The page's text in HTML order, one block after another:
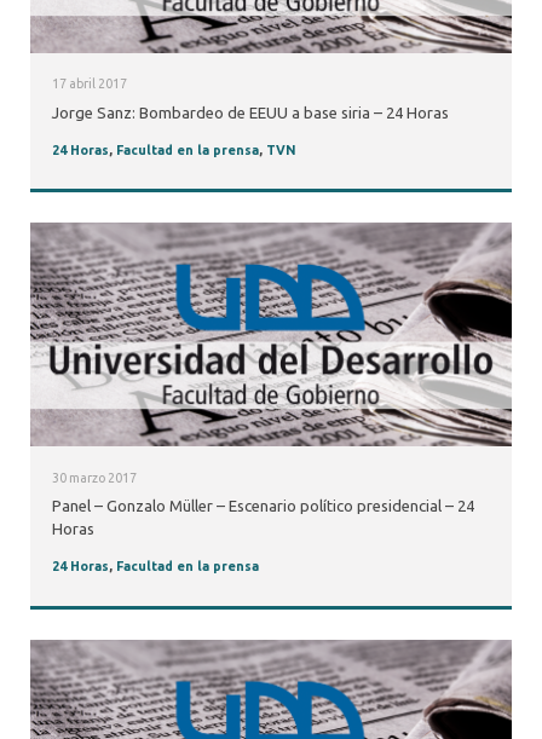
17 abril 2017
Jorge Sanz: Bombardeo de EEUU a base siria – 24 Horas
24 Horas, Facultad en la prensa, TVN
30 marzo 2017
Panel – Gonzalo Müller – Escenario político presidencial – 24
Horas
24 Horas, Facultad en la prensa